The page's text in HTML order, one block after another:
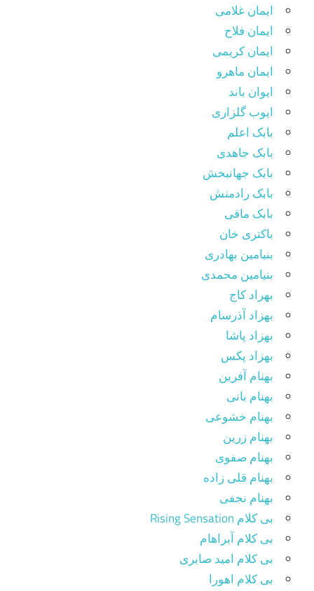
ایمان غلامی
ایمان فلاح
ایمان کریمی
ایمان ماهرو
ایوان باند
ایوب گلزاری
بابک اعلم
بابک جاهدی
بابک جهانبخش
بابک رادمنش
بابک مافی
باکتری خان
بنیامین بهادری
بنیامین محمدی
بهراد کاج
بهزاد آذرسام
بهزاد پاشا
بهزاد پکس
بهنام آفرین
بهنام بانی
بهنام خشوعی
بهنام زرین
بهنام صفوی
بهنام قلی زاده
بهنام نجفی
بی کلام Rising Sensation
بی کلام آبراهام
بی کلام امید صابری
بی کلام اهورا